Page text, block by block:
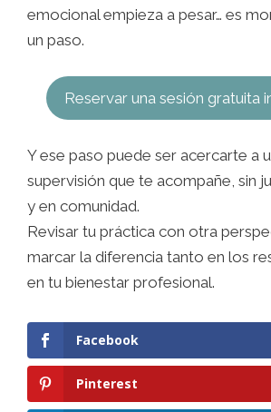
emocional empieza a pesar… es
un paso.
Reservar una sesión gratuita
Y ese paso puede ser acercarte a
supervisión que te acompañe, sin
y en comunidad.
Revisar tu práctica con otra
marcar la diferencia tanto en los
en tu bienestar profesional.
Facebook
Pinterest